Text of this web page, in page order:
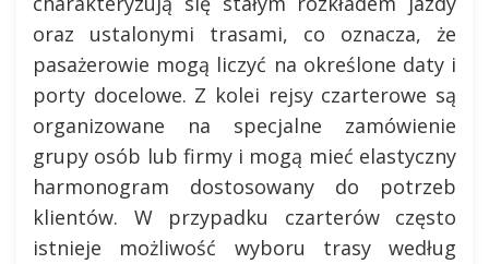
oraz ustalonymi trasami, co oznacza, że
pasażerowie mogą liczyć na określone daty i
porty docelowe. Z kolei rejsy czarterowe są
organizowane na specjalne zamówienie
grupy osób lub firmy i mogą mieć elastyczny
harmonogram dostosowany do potrzeb
klientów. W przypadku czarterów często
istnieje możliwość wyboru trasy według